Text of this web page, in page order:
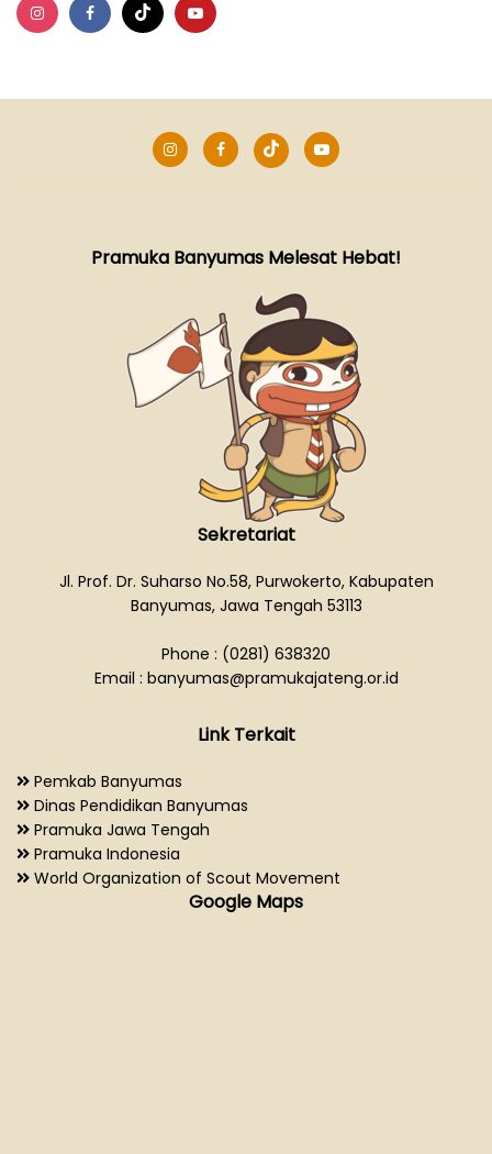
WORKSHOP KEUANGAN KWARCAB
BANYUMAS
Pramuka Banyumas Melesat Hebat!
Sekretariat
Jl. Prof. Dr. Suharso No.58, Purwokerto, Kabupaten
Banyumas, Jawa Tengah 53113
Phone : (0281) 638320
Email : banyumas@pramukajateng.or.id
Link Terkait
Pemkab Banyumas
Dinas Pendidikan Banyumas
Pramuka Jawa Tengah
Pramuka Indonesia
World Organization of Scout Movement
Google Maps